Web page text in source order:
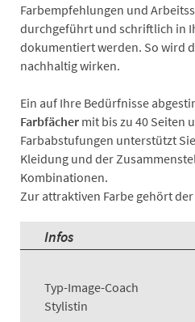
Farbempfehlungen und
durchgeführt und schriftlich in
dokumentiert werden. So wird
nachhaltig wirken.
Ein auf Ihre Bedürfnisse
Farbfächer mit bis zu 40 Seiten
Farbabstufungen unterstützt
Kleidung und der
Kombinationen.
Zur attraktiven Farbe gehört
Infos
Typ-Image-Coach
Stylistin